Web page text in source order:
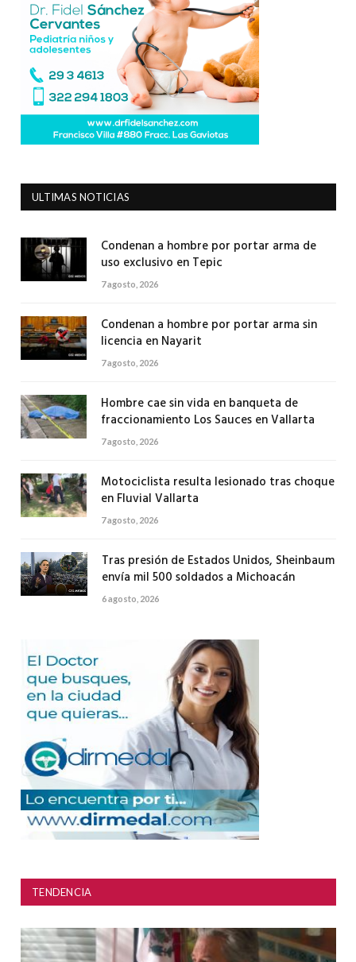
ULTIMAS NOTICIAS
Condenan a hombre por portar arma de
uso exclusivo en Tepic
7 agosto, 2026
Condenan a hombre por portar arma sin
licencia en Nayarit
7 agosto, 2026
Hombre cae sin vida en banqueta de
fraccionamiento Los Sauces en Vallarta
7 agosto, 2026
Motociclista resulta lesionado tras choque
en Fluvial Vallarta
7 agosto, 2026
Tras presión de Estados Unidos, Sheinbaum
envía mil 500 soldados a Michoacán
6 agosto, 2026
TENDENCIA